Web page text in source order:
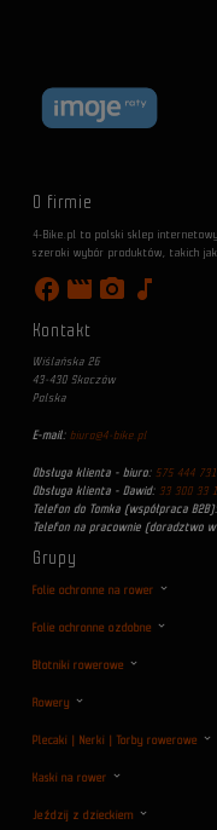
O firmie
4-Bike.pl to polski sklep
szeroki wybór produktów, takich
facebook movie photo_camera music_note
Kontakt
Wiślańska 26
43-430 Skoczów
Polska
E-mail: biuro@4-bike.pl
Obsługa klienta - biuro: 575 444 731
Obsługa klienta - Dawid: 33 300 33
Telefon do Tomka (współpraca B2B):
Telefon na pracownie (doradztwo
Grupy
Folie ochronne na rower
Folie ochronne ozdobne
Błotniki rowerowe
Rowery
Plecaki | Nerki | Torby rowerowe
Kaski na rower
Jeździj z dzieckiem